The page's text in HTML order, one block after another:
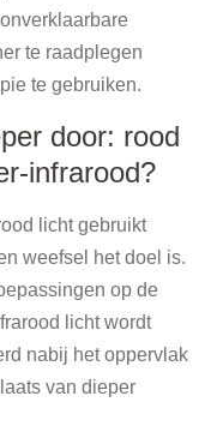
te raadplegen
te gebruiken.
door: rood
infrarood?
licht gebruikt
weefsel het doel is.
op de
licht wordt
nabij het oppervlak
van dieper